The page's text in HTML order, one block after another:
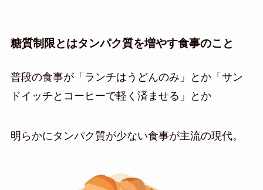
糖質制限とはタンパク質を増やす食事のこと
普段の食事が「ランチはうどんのみ」とか「サン
ドイッチとコーヒーで軽く済ませる」とか
明らかにタンパク質が少ない食事が主流の現代。